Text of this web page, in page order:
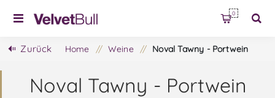
0
Zurück Home / Weine / Noval Tawny - Portwein
Noval Tawny - Portwein